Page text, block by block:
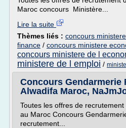
Maroc concours Ministère...
Lire la suite
Thèmes liés : concours
finance / concours ministere
concours ministere de l
ministere de l emploi /
Concours Gendarmerie
Alwadifa Maroc,
Toutes les offres de
au Maroc Concours
recrutement...